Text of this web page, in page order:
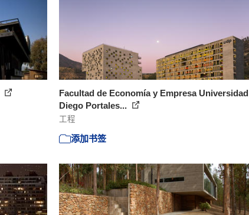
Facultad de Economía y Empresa Universidad
Diego Portales...
工程
添加书签